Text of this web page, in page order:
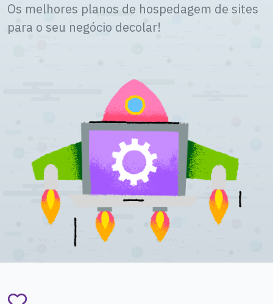
Os melhores planos de hospedagem de sites
para o seu negócio decolar!